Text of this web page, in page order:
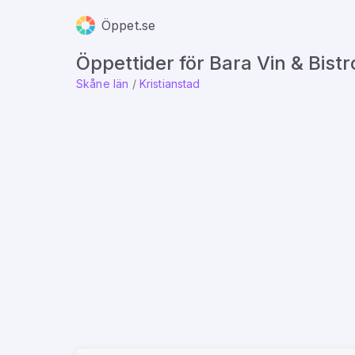
Öppet.se
Öppettider för Bara Vin &
Skåne län / Kristianstad